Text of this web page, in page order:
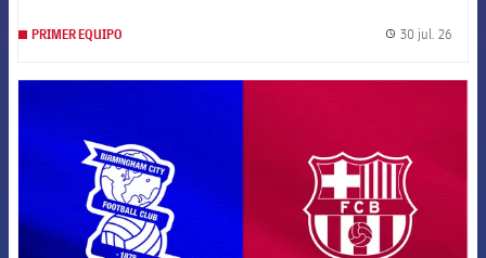
PRIMER EQUIPO 30 jul. 26